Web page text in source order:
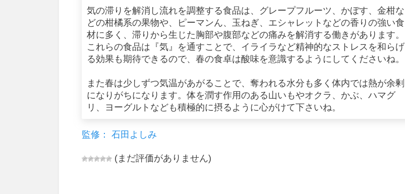
気の滞りを解消し流れを調整する食品は、グレープフルーツ、かぼす、金柑な
どの柑橘系の果物や、ピーマンん、玉ねぎ、エシャレットなどの香りの強い食
材に多く、滞りから生じた胸部や腹部などの痛みを解消する働きがあります。
これらの食品は『気』を通すことで、イライラなど精神的なストレスを和らげ
る効果も期待できるので、春の食卓は酸味を意識するようにしてくださいね。
また春は少しずつ気温があがることで、奪われる水分も多く体内では熱が余剰
になりがちになります。体を潤す作用のある山いもやオクラ、かぶ、ハマグ
リ、ヨーグルトなども積極的に摂るように心がけて下さいね。
監修： 石田よしみ
(まだ評価がありません)